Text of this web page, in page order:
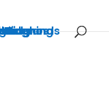
diagnos